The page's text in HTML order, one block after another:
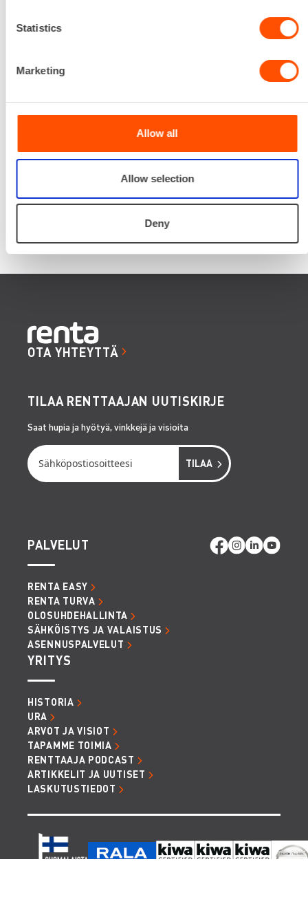
Statistics
Marketing
Allow all
Allow selection
Deny
OTA YHTEYTTÄ
TILAA RENTTAAJAN UUTISKIRJE
Saat hupia ja hyötyä, vinkkejä ja visioita
PALVELUT
RENTA EASY
RENTA TURVA
OLOSUHDEHALLINTA
SÄHKÖISTYS JA VALAISTUS
ASENNUSPALVELUT
YRITYS
HISTORIA
URA
ARVOT JA VISIOT
TAPAMME TOIMIA
RENTTAAJA PODCAST
ARTIKKELIT JA UUTISET
LASKUTUSTIEDOT